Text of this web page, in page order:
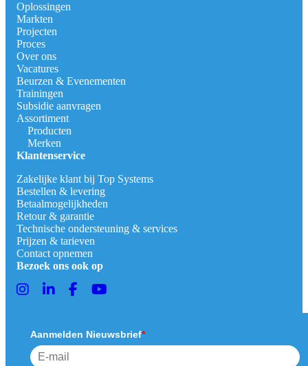
Oplossingen
Markten
Projecten
Proces
Over ons
Vacatures
Beurzen & Evenementen
Trainingen
Subsidie aanvragen
Assortiment
Producten
Merken
Klantenservice
Zakelijke klant bij Top Systems
Bestellen & levering
Betaalmogelijkheden
Retour & garantie
Technische ondersteuning & services
Prijzen & tarieven
Contact opnemen
Bezoek ons ook op
Aanmelden Nieuwsbrief*